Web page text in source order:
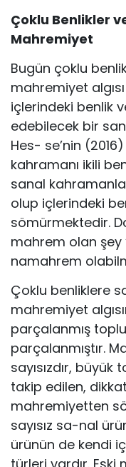
Çoklu Benlikler
Mahremiyet
Bugün çoklu
mahremiyet
içlerindeki benlik
edebilecek bir
Hes- se’nin
kahramanı ikili
sanal
olup içlerindeki
sömürmektedir.
mahrem olan şey
namahrem
Çoklu benliklere
mahremiyet
parçalanmış
parçalanmıştır.
sayısızdır,
takip edilen,
mahremiyetten
sayısız sa-nal
ürünün de kendi